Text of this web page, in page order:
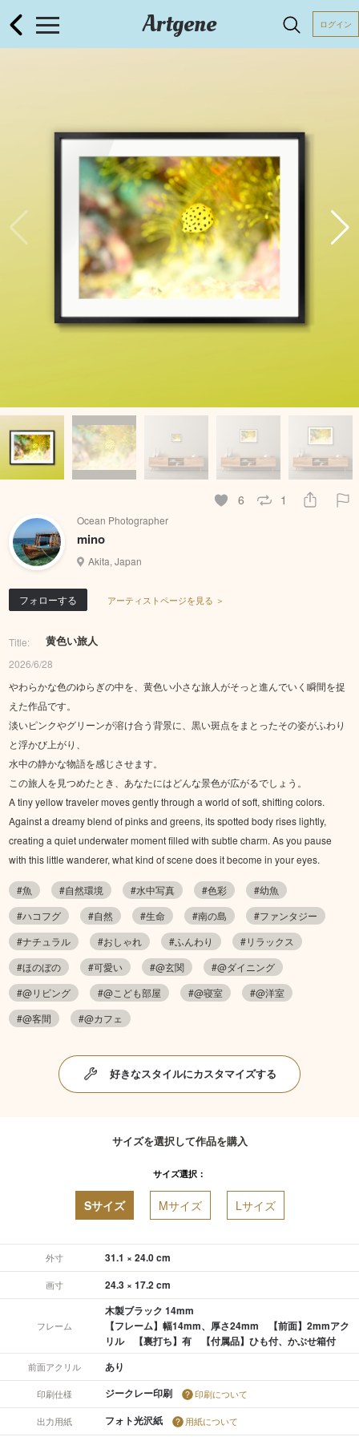
Artgene ログイン
6 1
Ocean Photographer
mino
Akita, Japan
フォローする アーティストページを見る ＞
Title: 黄色い旅人
2026/6/28
やわらかな色のゆらぎの中を、黄色い小さな旅人がそっと進んでいく瞬間を捉
えた作品です。
淡いピンクやグリーンが溶け合う背景に、黒い斑点をまとったその姿がふわり
と浮かび上がり、
水中の静かな物語を感じさせます。
この旅人を見つめたとき、あなたにはどんな景色が広がるでしょう。
A tiny yellow traveler moves gently through a world of soft, shifting colors.
Against a dreamy blend of pinks and greens, its spotted body rises lightly,
creating a quiet underwater moment filled with subtle charm. As you pause
with this little wanderer, what kind of scene does it become in your eyes.
#魚 #自然環境 #水中写真 #色彩
#幼魚
#ハコフグ
#自然 #生命 #南の島
#ファンタジー
#ナチュラル
#おしゃれ #ふんわり
#リラックス
#ほのぼの
#可愛い #@玄関
#@ダイニング
#@リビング
#@こども部屋 #@寝室
#@洋室
#@客間
#@カフェ
好きなスタイルにカスタマイズする
サイズを選択して作品を購入
サイズ選択：
Sサイズ Mサイズ Lサイズ
外寸 31.1 × 24.0 cm
画寸 24.3 × 17.2 cm
フレーム
木製ブラック 14mm
【フレーム】幅14mm、厚さ24mm 【前面】2mmアク
リル 【裏打ち】有 【付属品】ひも付、かぶせ箱付
前面アクリル あり
印刷仕様 ジークレー印刷 印刷について
出力用紙 フォト光沢紙 用紙について